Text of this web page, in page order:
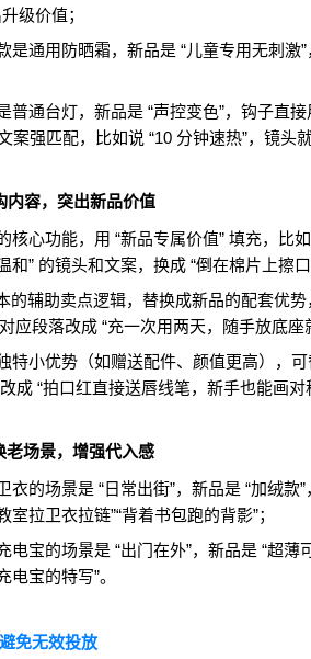
级价值；
是通用防晒霜，新品是 “儿童专用无刺激
普通台灯，新品是 “声控变色”，钩子直
案强匹配，比如说 “10 分钟速热”，镜
内容，突出新品价值
心功能，用 “新品专属价值” 填充，比
和” 的镜头和文案，换成 “倒在棉片上擦
辅助卖点逻辑，替换成新品的配套优
应段落改成 “充一次用两天，随手放底座
特小优势（如赠送配件、颜值更高），
成 “拍口红直接送唇线笔，新手也能画对
老场景，增强代入感
衣的场景是 “日常出街”，新品是 “加绒款
拉卫衣拉链”“背着书包跑的背影”；
电宝的场景是 “出门在外”，新品是 “超
电宝的特写”。
免无效投放